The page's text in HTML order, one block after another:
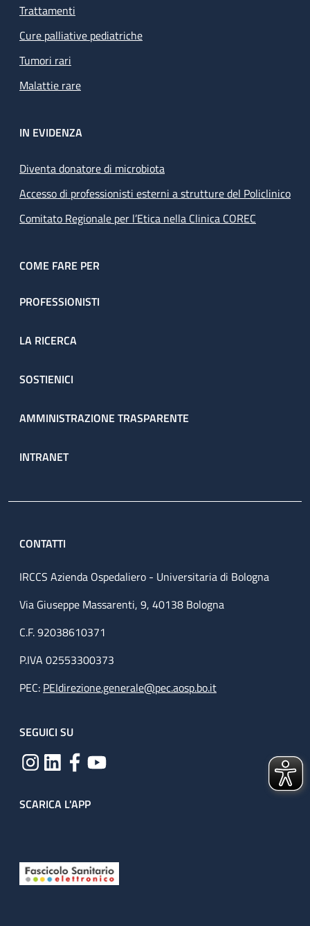
Trattamenti
Cure palliative pediatriche
Tumori rari
Malattie rare
IN EVIDENZA
Diventa donatore di microbiota
Accesso di professionisti esterni a strutture del Policlinico
Comitato Regionale per l’Etica nella Clinica COREC
COME FARE PER
PROFESSIONISTI
LA RICERCA
SOSTIENICI
AMMINISTRAZIONE TRASPARENTE
INTRANET
CONTATTI
IRCCS Azienda Ospedaliero - Universitaria di Bologna
Via Giuseppe Massarenti, 9, 40138 Bologna
C.F. 92038610371
P.IVA 02553300373
PEC: PEIdirezione.generale@pec.aosp.bo.it
SEGUICI SU
SCARICA L'APP